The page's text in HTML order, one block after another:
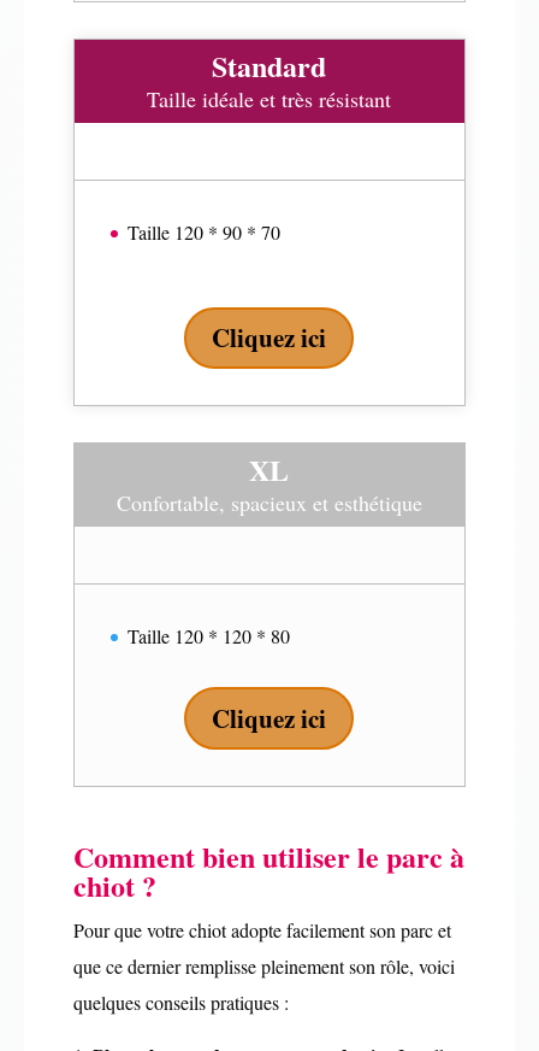
Standard
Taille idéale et très résistant
Taille 120 * 90 * 70
Cliquez ici
XL
Confortable, spacieux et esthétique
Taille 120 * 120 * 80
Cliquez ici
Comment bien utiliser le parc à
chiot ?
Pour que votre chiot adopte facilement son parc et
que ce dernier remplisse pleinement son rôle, voici
quelques conseils pratiques :